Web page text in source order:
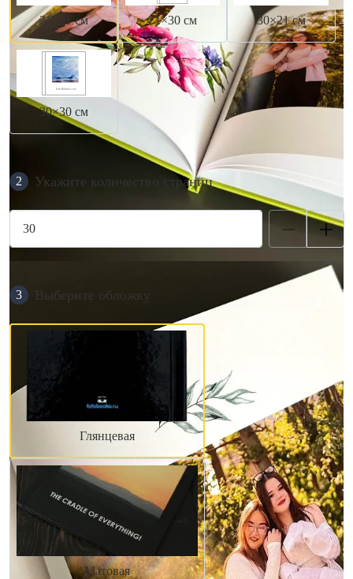
21×21 см 21×30 см 30×21 см
30×30 см
2 Укажите количество страниц
3 Выберите обложку
Глянцевая
Матовая